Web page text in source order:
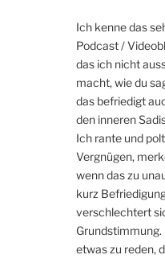
Ich kenne das
Podcast /
das ich nicht
macht, wie du
das befriedigt
den inneren
Ich rante und
Vergnügen,
wenn das zu
kurz
verschlechtert
etwas zu reden,